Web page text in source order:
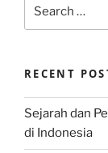
for:
RECENT
Sejarah dan
di Indonesia